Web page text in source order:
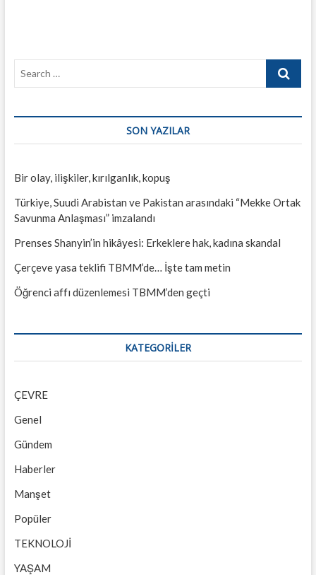
Search
SON YAZILAR
Bir olay, ilişkiler, kırılganlık, kopuş
Türkiye, Suudi Arabistan ve Pakistan arasındaki “Mekke Ortak
Savunma Anlaşması” imzalandı
Prenses Shanyin’in hikâyesi: Erkeklere hak, kadına skandal
Çerçeve yasa teklifi TBMM’de… İşte tam metin
Öğrenci affı düzenlemesi TBMM’den geçti
KATEGORILER
ÇEVRE
Genel
Gündem
Haberler
Manşet
Popüler
TEKNOLOJİ
YAŞAM